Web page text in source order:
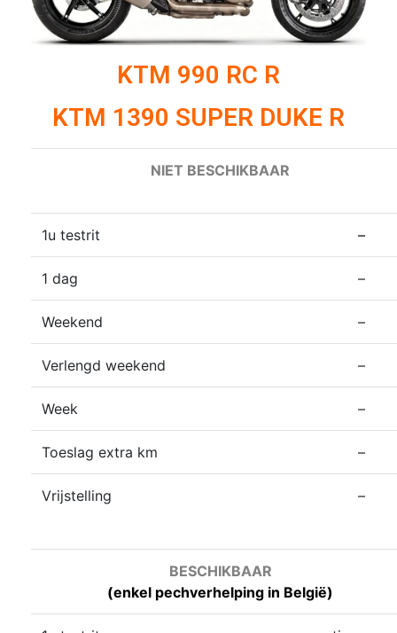
KTM 990 RC R
KTM 1390 SUPER DUKE R
NIET BESCHIKBAAR
1u testrit –
1 dag –
Weekend –
Verlengd weekend –
Week –
Toeslag extra km –
Vrijstelling –
BESCHIKBAAR
(enkel pechverhelping in België)